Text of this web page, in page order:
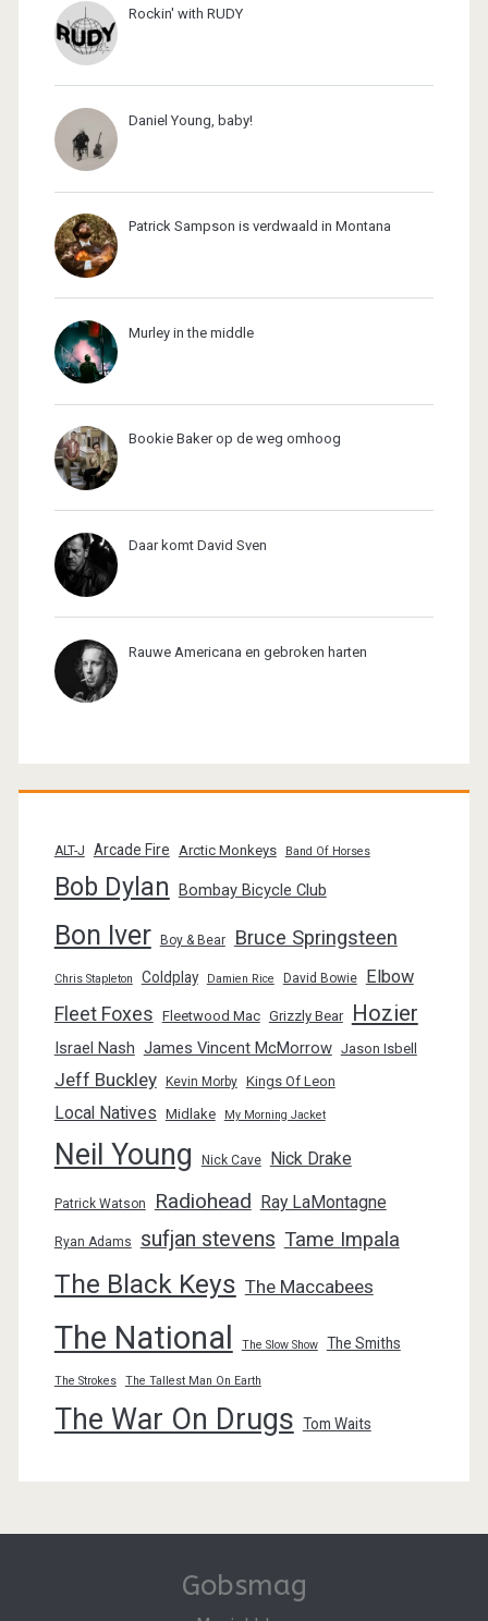
Rockin' with RUDY
Daniel Young, baby!
Patrick Sampson is verdwaald in Montana
Murley in the middle
Bookie Baker op de weg omhoog
Daar komt David Sven
Rauwe Americana en gebroken harten
ALT-J Arcade Fire Arctic Monkeys Band Of Horses
Bob Dylan Bombay Bicycle Club
Bon Iver Boy & Bear Bruce Springsteen
Chris Stapleton Coldplay Damien Rice David Bowie Elbow
Fleet Foxes Fleetwood Mac Grizzly Bear Hozier
Israel Nash James Vincent McMorrow Jason Isbell
Jeff Buckley Kevin Morby Kings Of Leon
Local Natives Midlake My Morning Jacket
Neil Young Nick Cave Nick Drake
Patrick Watson Radiohead Ray LaMontagne
Ryan Adams sufjan stevens Tame Impala
The Black Keys The Maccabees
The National The Slow Show The Smiths
The Strokes The Tallest Man On Earth
The War On Drugs Tom Waits
Gobsmag